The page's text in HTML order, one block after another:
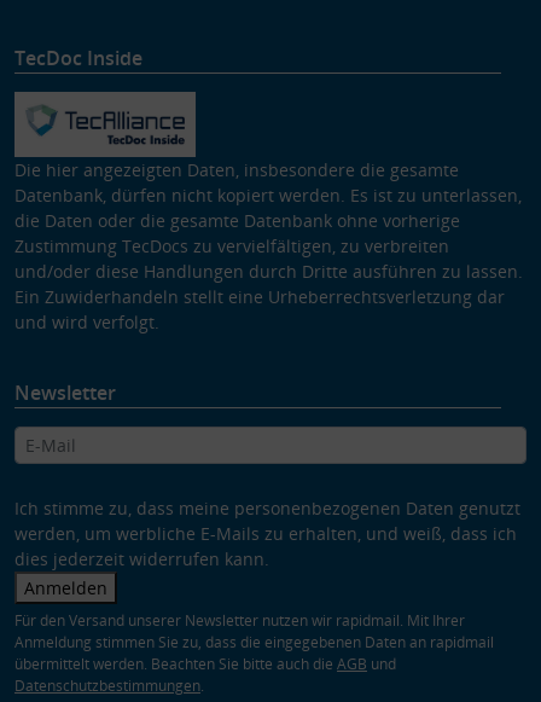
TecDoc Inside
Die hier angezeigten Daten, insbesondere die gesamte
Datenbank, dürfen nicht kopiert werden. Es ist zu unterlassen,
die Daten oder die gesamte Datenbank ohne vorherige
Zustimmung TecDocs zu vervielfältigen, zu verbreiten
und/oder diese Handlungen durch Dritte ausführen zu lassen.
Ein Zuwiderhandeln stellt eine Urheberrechtsverletzung dar
und wird verfolgt.
Newsletter
Ich stimme zu, dass meine personenbezogenen Daten genutzt
werden, um werbliche E-Mails zu erhalten, und weiß, dass ich
dies jederzeit widerrufen kann.
Anmelden
Für den Versand unserer Newsletter nutzen wir rapidmail. Mit Ihrer
Anmeldung stimmen Sie zu, dass die eingegebenen Daten an rapidmail
übermittelt werden. Beachten Sie bitte auch die AGB und
Datenschutzbestimmungen.